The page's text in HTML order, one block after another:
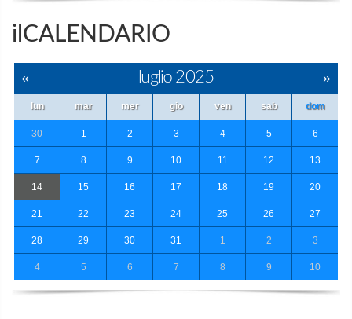
ilCALENDARIO
« luglio 2025 »
lun mar mer gio ven sab dom
30 1 2 3 4 5 6
7 8 9 10 11 12 13
14 15 16 17 18 19 20
21 22 23 24 25 26 27
28 29 30 31 1 2 3
4 5 6 7 8 9 10